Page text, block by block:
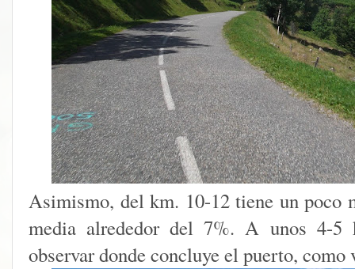
Asimismo, del km. 10-12 tiene un poco
media alrededor del 7%. A unos 4-5
observar donde concluye el puerto, como